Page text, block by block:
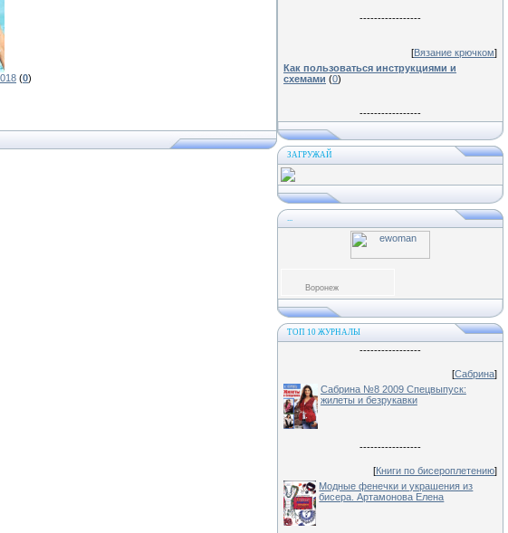
(0)
-----------------
[Вязание крючком]
Как пользоваться инструкциями и
схемами (0)
-----------------
ЗАГРУЖАЙ
...
Воронеж
ТОП 10 ЖУРНАЛЫ
-----------------
[Сабрина]
Сабрина №8 2009 Спецвыпуск:
жилеты и безрукавки
-----------------
[Книги по бисероплетению]
Модные фенечки и украшения из
бисера. Артамонова Елена